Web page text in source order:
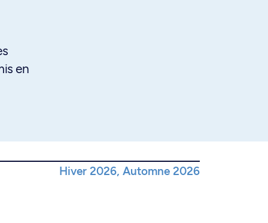
en
Hiver 2026, Automne 2026